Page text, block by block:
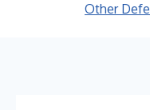
Other